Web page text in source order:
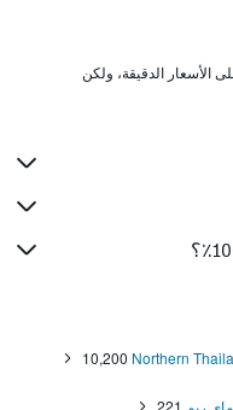
Northern
10,200
ماي ريم 221